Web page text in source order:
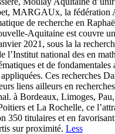
MARGAUx, la fédération
de recherche en
Aquitaine est couvre
2021, sous la la
l’Institut national des en
et de fondamentales
Ces recherches
liens ailleurs en
à Bordeaux, Limoges,
et La Rochelle, ce
350 titulaires et en
sur proximité. Less